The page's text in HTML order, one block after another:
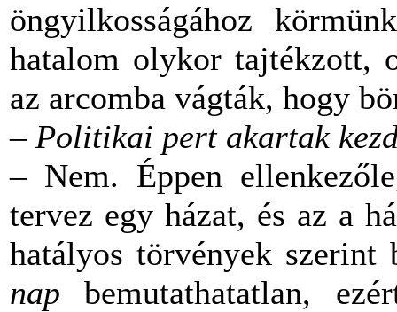
öngyilkosságához
hatalom olykor tajtékzott,
az arcomba vágták, hogy
– Politikai pert akartak
– Nem. Éppen
tervez egy házat, és az a
hatályos törvények
nap bemutathatatlan,